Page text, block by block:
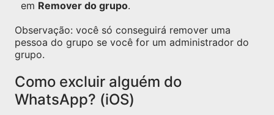
em Remover do grupo.
Observação: você só conseguirá remover uma
pessoa do grupo se você for um administrador do
grupo.
Como excluir alguém do
WhatsApp? (iOS)